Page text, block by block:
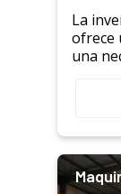
La
ofrece
una